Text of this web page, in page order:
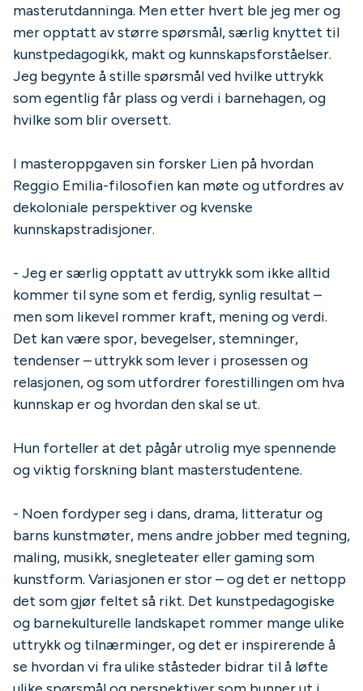
masterutdanninga. Men etter hvert ble jeg mer og
mer opptatt av større spørsmål, særlig knyttet til
kunstpedagogikk, makt og kunnskapsforståelser.
Jeg begynte å stille spørsmål ved hvilke uttrykk
som egentlig får plass og verdi i barnehagen, og
hvilke som blir oversett.
I masteroppgaven sin forsker Lien på hvordan
Reggio Emilia-filosofien kan møte og utfordres av
dekoloniale perspektiver og kvenske
kunnskapstradisjoner.
- Jeg er særlig opptatt av uttrykk som ikke alltid
kommer til syne som et ferdig, synlig resultat –
men som likevel rommer kraft, mening og verdi.
Det kan være spor, bevegelser, stemninger,
tendenser – uttrykk som lever i prosessen og
relasjonen, og som utfordrer forestillingen om hva
kunnskap er og hvordan den skal se ut.
Hun forteller at det pågår utrolig mye spennende
og viktig forskning blant masterstudentene.
- Noen fordyper seg i dans, drama, litteratur og
barns kunstmøter, mens andre jobber med tegning,
maling, musikk, snegleteater eller gaming som
kunstform. Variasjonen er stor – og det er nettopp
det som gjør feltet så rikt. Det kunstpedagogiske
og barnekulturelle landskapet rommer mange ulike
uttrykk og tilnærminger, og det er inspirerende å
se hvordan vi fra ulike ståsteder bidrar til å løfte